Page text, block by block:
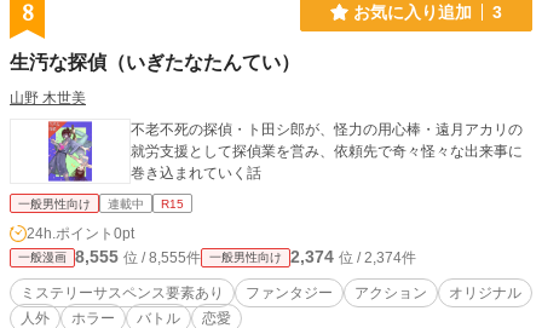
8 お気に入り追加 3
生汚な探偵（いぎたなたんてい）
山野 木世美
不老不死の探偵・ト田シ郎が、怪力の用心棒・遠月アカリの
就労支援として探偵業を営み、依頼先で奇々怪々な出来事に
巻き込まれていく話
一般男性向け 連載中 R15
24h.ポイント 0pt
一般漫画 8,555 位 / 8,555件 一般男性向け 2,374 位 / 2,374件
ミステリーサスペンス要素あり ファンタジー アクション
オリジナル
人外
ホラー バトル 恋愛